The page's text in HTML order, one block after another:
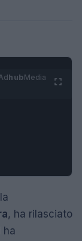
hubMedia
, ha rilasciato
ha